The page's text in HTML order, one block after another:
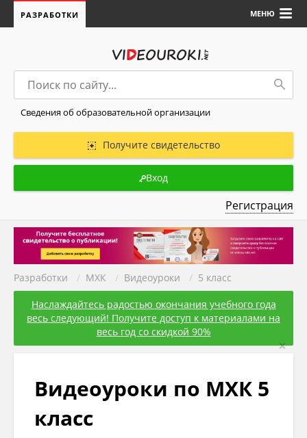
МЕНЮ
РАЗРАБОТКИ
Сведения об образовательной организации
Получите свидетельство
Вход
Регистрация
Разработки / МХК / Видеоуроки / 5 класс
Наслаждайтесь радостью окончания учебного года
весь следующий! Получите доступ к материалами на
весь год со скидкой 90%
×
Видеоуроки по МХК 5
класс